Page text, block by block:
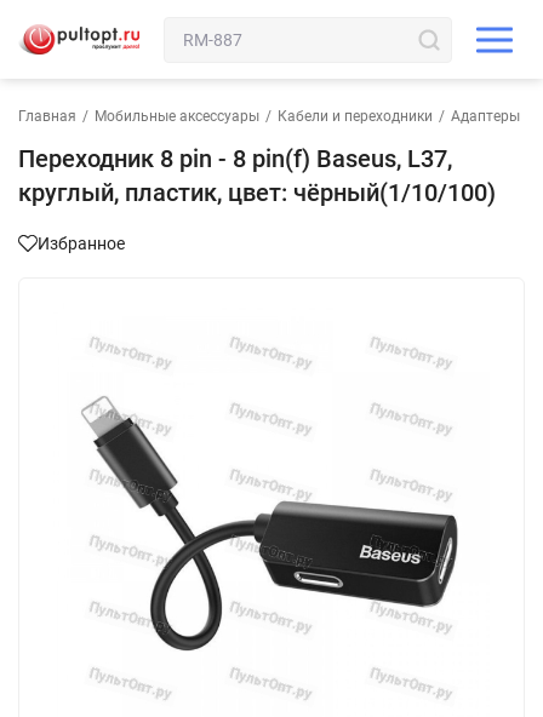
Главная / Мобильные аксессуары / Кабели и переходники / Адаптеры
Переходник 8 pin - 8 pin(f) Baseus, L37,
круглый, пластик, цвет: чёрный(1/10/100)
Избранное